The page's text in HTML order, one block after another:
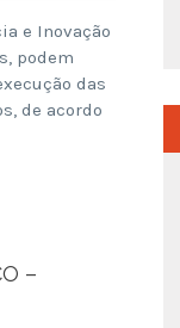
e Inovação
podem
das
de acordo
–